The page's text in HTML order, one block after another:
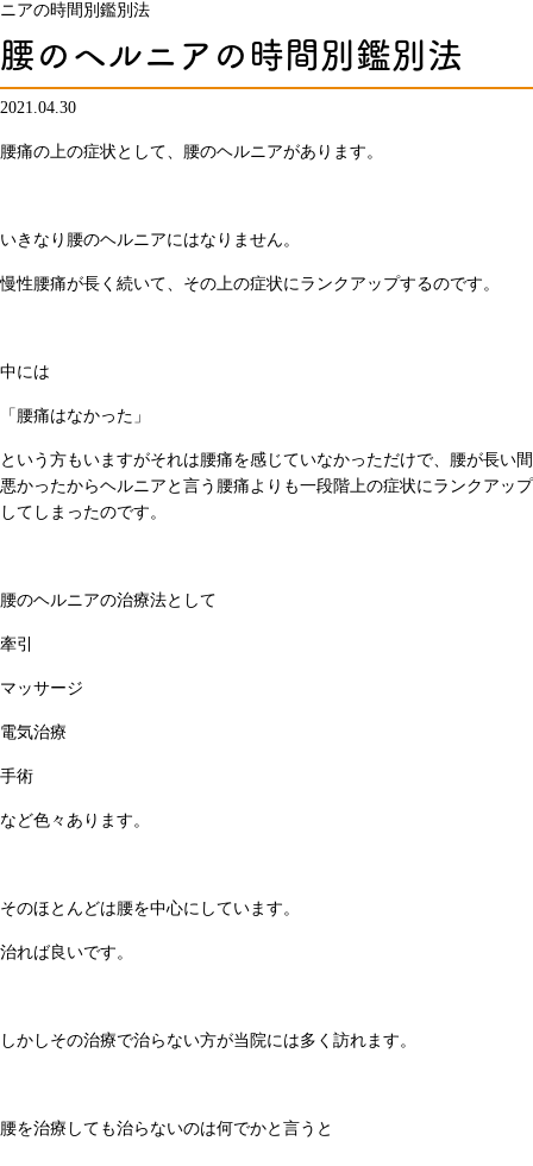
ニアの時間別鑑別法
腰のヘルニアの時間別鑑別法
2021.04.30
腰痛の上の症状として、腰のヘルニアがあります。
いきなり腰のヘルニアにはなりません。
慢性腰痛が長く続いて、その上の症状にランクアップするのです。
中には
「腰痛はなかった」
という方もいますがそれは腰痛を感じていなかっただけで、腰が長い間
悪かったからヘルニアと言う腰痛よりも一段階上の症状にランクアップ
してしまったのです。
腰のヘルニアの治療法として
牽引
マッサージ
電気治療
手術
など色々あります。
そのほとんどは腰を中心にしています。
治れば良いです。
しかしその治療で治らない方が当院には多く訪れます。
腰を治療しても治らないのは何でかと言うと